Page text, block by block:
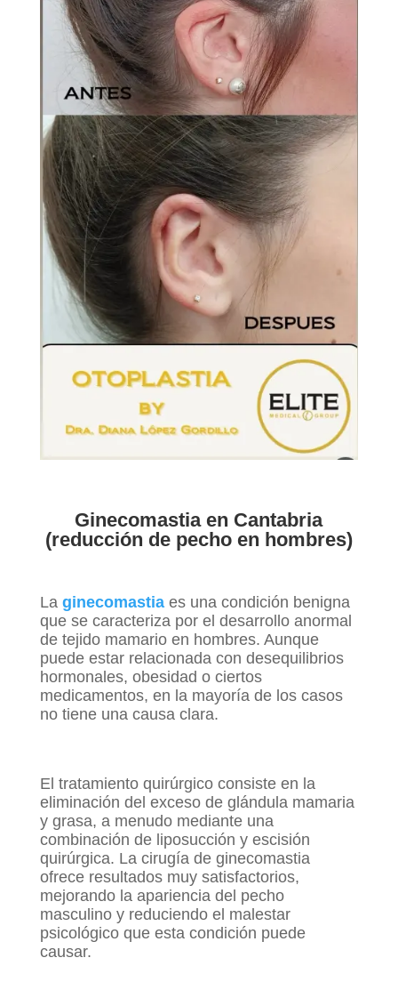
Ginecomastia en Cantabria
(reducción de pecho en hombres)
La ginecomastiaes una condición benigna
que se caracteriza por el desarrollo anormal
de tejido mamario en hombres. Aunque
puede estar relacionada con desequilibrios
hormonales, obesidad o ciertos
medicamentos, en la mayoría de los casos
no tiene una causa clara.
El tratamiento quirúrgico consiste en la
eliminación del exceso de glándula mamaria
y grasa, a menudo mediante una
combinación de liposucción y escisión
quirúrgica. La cirugía de ginecomastia
ofrece resultados muy satisfactorios,
mejorando la apariencia del pecho
masculino y reduciendo el malestar
psicológico que esta condición puede
causar.